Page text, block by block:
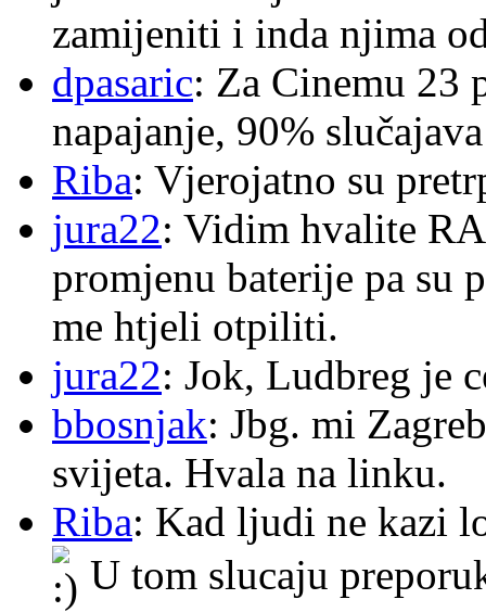
zamijeniti i inda njima
dpasaric: Za Cinemu 23
napajanje, 90%
Riba: Vjerojatno su
jura22: Vidim hvalite
promjenu baterije pa su
me htjeli otpiliti.
jura22: Jok, Ludbreg je
bbosnjak: Jbg. mi
svijeta. Hvala na linku.
Riba: Kad ljudi ne kazi
U tom slucaju